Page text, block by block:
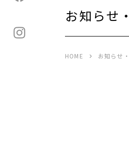
お知らせ
HOME お知らせ